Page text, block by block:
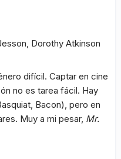
Dorothy Atkinson
difícil. Captar en cine
no es tarea fácil. Hay
Bacon), pero en
Muy a mi pesar, Mr.